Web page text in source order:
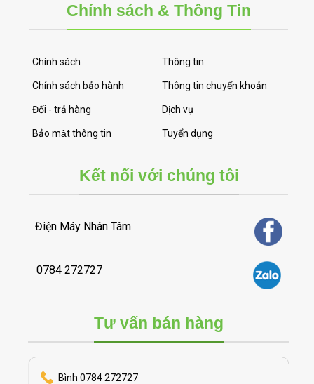
Chính sách & Thông Tin
Chính sách
Chính sách bảo hành
Đổi - trả hàng
Bảo mật thông tin
Thông tin
Thông tin chuyển khoản
Dịch vụ
Tuyển dụng
Kết nối với chúng tôi
Điện Máy Nhân Tâm
0784 272727
Tư vấn bán hàng
Bình 0784 272727